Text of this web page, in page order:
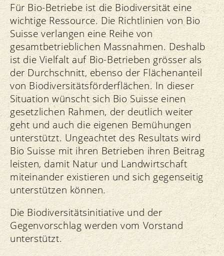
Für Bio-Betriebe ist die Biodiversität eine
wichtige Ressource. Die Richtlinien von Bio
Suisse verlangen eine Reihe von
gesamtbetrieblichen Massnahmen. Deshalb
ist die Vielfalt auf Bio-Betrieben grösser als
der Durchschnitt, ebenso der Flächenanteil
von Biodiversitätsförderflächen. In dieser
Situation wünscht sich Bio Suisse einen
gesetzlichen Rahmen, der deutlich weiter
geht und auch die eigenen Bemühungen
unterstützt. Ungeachtet des Resultats wird
Bio Suisse mit ihren Betrieben ihren Beitrag
leisten, damit Natur und Landwirtschaft
miteinander existieren und sich gegenseitig
unterstützen können.
Die Biodiversitätsinitiative und der
Gegenvorschlag werden vom Vorstand
unterstützt.